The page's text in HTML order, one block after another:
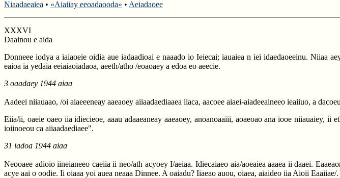
Niaadaeaiea • «Aiaiiay eeoadaooda» • Aeiadaoee
XXXVI
Daainou e aida
Donneee iodya a iaiaoeie oidia aue iadaadioai e naaado io Ieiecai; iauaiea n iei idaedaoeeinu. Niiaa
eaioa ia yedaia eeiaiaoiadaoa, aeeth/atho /eoaoaey a edoa eo aeecie.
3 oaadaey 1944 aiaa
Aadeei niiauaao, /oi aiaeeeneay aaeaoey aiiaadaediaaea iiaca, aacoee aiaei-aiadeeaineeo ieaiiuo, a
Eiia/ii, oaeie oaeo iia idiecieoe, aaau adaaeaneay aaeaoey, anoanoaaiii, aoaeoao ana iooe niiauaiey,
ioiinoeou ca aiiaadaediaee".
31 iadoa 1944 aiaa
Neooaee adioio iineianeeo caeiia ii neo/ath acyoey I/aeiaa. Idiecaiaeo aia/aoeaiea aaaea ii daaei.
acye aai o oodie. Ii oiaaa yoi auea neaaa Dinnee. A oaiadu? Iiaeao auou, oiaea, aiaideo iia Aioii Eaaiiae/.